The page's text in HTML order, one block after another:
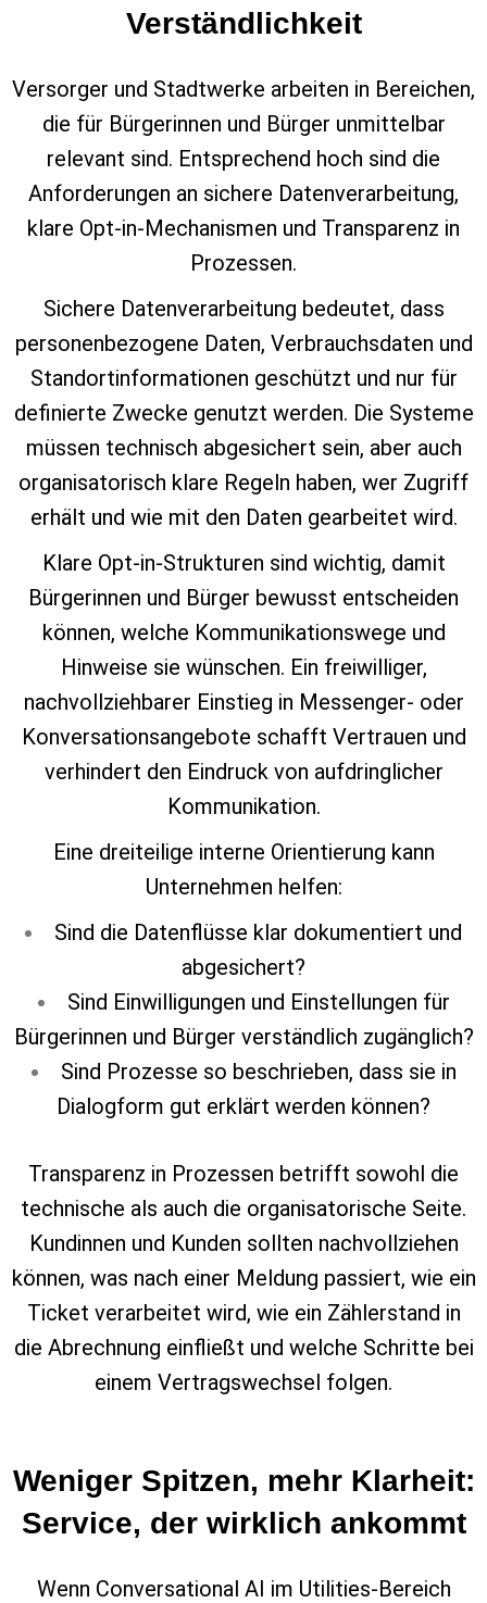
Verständlichkeit
Versorger und Stadtwerke arbeiten in Bereichen,
die für Bürgerinnen und Bürger unmittelbar
relevant sind. Entsprechend hoch sind die
Anforderungen an sichere Datenverarbeitung,
klare Opt‑in‑Mechanismen und Transparenz in
Prozessen.
Sichere Datenverarbeitung bedeutet, dass
personenbezogene Daten, Verbrauchsdaten und
Standortinformationen geschützt und nur für
definierte Zwecke genutzt werden. Die Systeme
müssen technisch abgesichert sein, aber auch
organisatorisch klare Regeln haben, wer Zugriff
erhält und wie mit den Daten gearbeitet wird.
Klare Opt‑in‑Strukturen sind wichtig, damit
Bürgerinnen und Bürger bewusst entscheiden
können, welche Kommunikationswege und
Hinweise sie wünschen. Ein freiwilliger,
nachvollziehbarer Einstieg in Messenger‑ oder
Konversationsangebote schafft Vertrauen und
verhindert den Eindruck von aufdringlicher
Kommunikation.
Eine dreiteilige interne Orientierung kann
Unternehmen helfen:
Sind die Datenflüsse klar dokumentiert und
abgesichert?
Sind Einwilligungen und Einstellungen für
Bürgerinnen und Bürger verständlich zugänglich?
Sind Prozesse so beschrieben, dass sie in
Dialogform gut erklärt werden können?
Transparenz in Prozessen betrifft sowohl die
technische als auch die organisatorische Seite.
Kundinnen und Kunden sollten nachvollziehen
können, was nach einer Meldung passiert, wie ein
Ticket verarbeitet wird, wie ein Zählerstand in
die Abrechnung einfließt und welche Schritte bei
einem Vertragswechsel folgen.
Weniger Spitzen, mehr Klarheit:
Service, der wirklich ankommt
Wenn Conversational AI im Utilities‑Bereich